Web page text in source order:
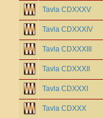
Tavla CDXXXV
Tavla CDXXXIV
Tavla CDXXXIII
Tavla CDXXXII
Tavla CDXXXI
Tavla CDXXX